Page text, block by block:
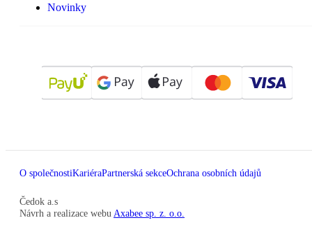
Novinky
O společnostiKariéraPartnerská sekceOchrana osobních údajů
Čedok a.s
Návrh a realizace webu Axabee sp. z. o.o.